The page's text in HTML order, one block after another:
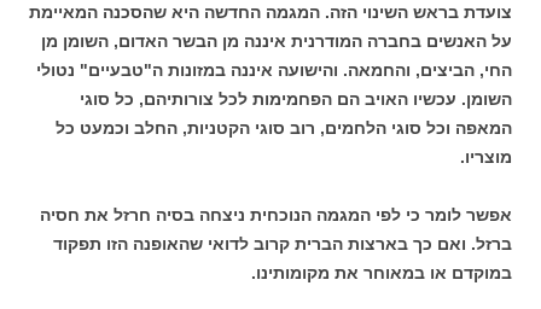
צועדת בראש השינוי הזה. המגמה החדשה היא שהסכנה המאיימת
על האנשים בחברה המודרנית איננה מן הבשר האדום, השומן מן
החי, הביצים, והחמאה. והישועה איננה במזונות ה"טבעיים" נטולי
השומן. עכשיו האויב הם הפחמימות לכל צורותיהם, כל סוגי
המאפה וכל סוגי הלחמים, רוב סוגי הקטניות, החלב וכמעט כל
מוצריו.
אפשר לומר כי לפי המגמה הנוכחית ניצחה בסיה חרזל את חסיה
ברזל. ואם כך בארצות הברית קרוב לדואי שהאופנה הזו תפקוד
במוקדם או במאוחר את מקומותינו.